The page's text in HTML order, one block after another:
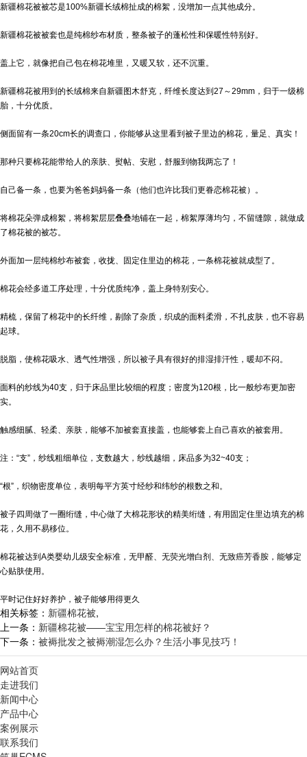
新疆棉花被被芯是100%新疆长绒棉扯成的棉絮，没增加一点其他成分。
新疆棉花被被套也是纯棉纱布材质，整条被子的蓬松性和保暖性特别好。
盖上它，就像把自己包在棉花堆里，又暖又软，还不沉重。
新疆棉花被用到的长绒棉来自新疆图木舒克，纤维长度达到27～29mm，归于一级棉
胎，十分优质。
侧面留有一条20cm长的调查口，你能够从这里看到被子里边的棉花，量足、真实！
那种只要棉花能带给人的亲肤、熨帖、安慰，舒服到物我两忘了！
自己备一条，也要为爸爸妈妈备一条（他们也许比我们更眷恋棉花被）。
将棉花朵弹成棉絮，将棉絮层层叠叠地铺在一起，棉絮厚薄均匀，不留缝隙，就做成
了棉花被的被芯。
外面加一层纯棉纱布被套，收拢、固定住里边的棉花，一条棉花被就成型了。
棉花会经多道工序处理，十分优质纯净，盖上身特别安心。
精梳，保留了棉花中的长纤维，剔除了杂质，织成的面料柔滑，不扎皮肤，也不容易
起球。
脱脂，使棉花吸水、透气性增强，所以被子具有很好的排湿排汗性，暖却不闷。
面料的纱线为40支，归于床品里比较细的程度；密度为120根，比一般纱布更加密
实。
触感细腻、轻柔、亲肤，能够不加被套直接盖，也能够套上自己喜欢的被套用。
注：“支”，纱线粗细单位，支数越大，纱线越细，床品多为32~40支；
“根”，织物密度单位，表明每平方英寸经纱和纬纱的根数之和。
被子四周做了一圈绗缝，中心做了大棉花形状的精美绗缝，有用固定住里边填充的棉
花，久用不易移位。
棉花被达到A类婴幼儿级安全标准，无甲醛、无荧光增白剂、无致癌芳香胺，能够定
心贴肤使用。
平时记住好好养护，被子能够用得更久
相关标签： 新疆棉花被,
上一条： 新疆棉花被——宝宝用怎样的棉花被好？
下一条： 被褥批发之被褥潮湿怎么办？生活小事见技巧！
网站首页
走进我们
新闻中心
产品中心
案例展示
联系我们